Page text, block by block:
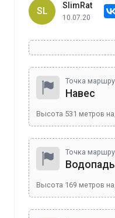
SL
SlimRat
10.07.20
Точка
Навес
Высота 531 метров
Точка
Высота 169 метров